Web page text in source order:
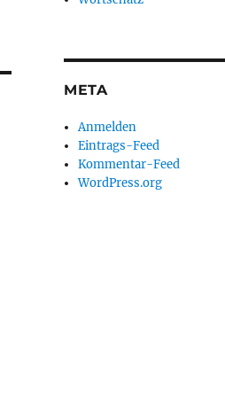
META
Anmelden
Eintrags-Feed
Kommentar-Feed
WordPress.org